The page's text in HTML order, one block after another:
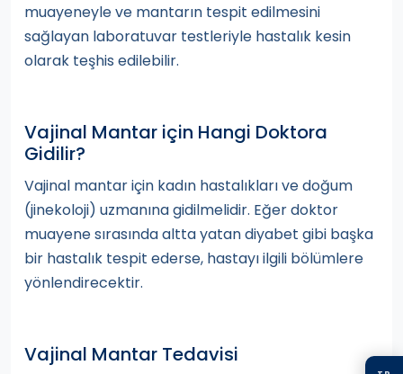
muayeneyle ve mantarın tespit edilmesini
sağlayan laboratuvar testleriyle hastalık kesin
olarak teşhis edilebilir.
Vajinal Mantar için Hangi Doktora
Gidilir?
Vajinal mantar için kadın hastalıkları ve doğum
(jinekoloji) uzmanına gidilmelidir. Eğer doktor
muayene sırasında altta yatan diyabet gibi başka
bir hastalık tespit ederse, hastayı ilgili bölümlere
yönlendirecektir.
Vajinal Mantar Tedavisi